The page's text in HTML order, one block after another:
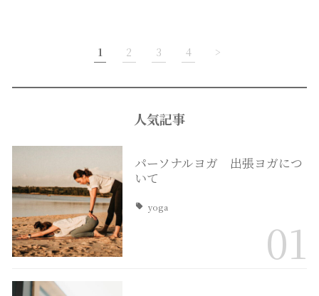
1 2 3 4 >
人気記事
パーソナルヨガ 出張ヨガにつ
いて
yoga
01